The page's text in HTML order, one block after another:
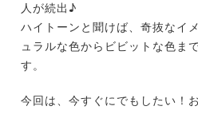
人が続出♪
ハイトーンと聞けば、奇抜なイ
ュラルな色からビビットな色ま
す。
今回は、今すぐにでもしたい！